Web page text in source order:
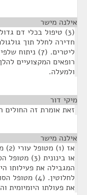
אילנה מישר
ליטרים. (7)
ולמעלה.
מיקי דור
זאת אומרת זה החולים
אילנה מישר
אז
או בינונית
המגבילה את פעילותו
לחלוטין. (4)
את פעולתו היומיומית